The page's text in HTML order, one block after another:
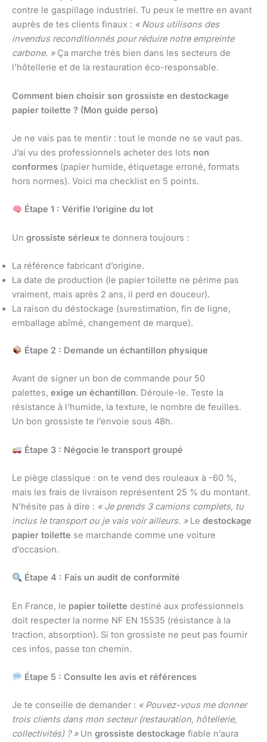
contre le gaspillage industriel. Tu peux le mettre en avant
auprès de tes clients finaux : « Nous utilisons des
invendus reconditionnés pour réduire notre empreinte
carbone. »Ça marche très bien dans les secteurs de
l’hôtellerie et de la restauration éco-responsable.
Comment bien choisir son grossiste en destockage
papier toilette ? (Mon guide perso)
Je ne vais pas te mentir : tout le monde ne se vaut pas.
J’ai vu des professionnels acheter des lots non
conformes (papier humide, étiquetage erroné, formats
hors normes). Voici ma checklist en 5 points.
Étape 1 : Vérifie l’origine du lot
Un grossiste sérieux te donnera toujours :
La référence fabricant d’origine.
La date de production (le papier toilette ne périme pas
vraiment, mais après 2 ans, il perd en douceur).
La raison du déstockage (surestimation, fin de ligne,
emballage abîmé, changement de marque).
Étape 2 : Demande un échantillon physique
Avant de signer un bon de commande pour 50
palettes, exige un échantillon. Déroule-le. Teste la
résistance à l’humide, la texture, le nombre de feuilles.
Un bon grossiste te l’envoie sous 48h.
Étape 3 : Négocie le transport groupé
Le piège classique : on te vend des rouleaux à -60 %,
mais les frais de livraison représentent 25 % du montant.
N’hésite pas à dire : « Je prends 3 camions complets, tu
inclus le transport ou je vais voir ailleurs. »Le destockage
papier toilette se marchande comme une voiture
d’occasion.
Étape 4 : Fais un audit de conformité
En France, le papier toilette destiné aux professionnels
doit respecter la norme NF EN 15535 (résistance à la
traction, absorption). Si ton grossiste ne peut pas fournir
ces infos, passe ton chemin.
Étape 5 : Consulte les avis et références
Je te conseille de demander : « Pouvez-vous me donner
trois clients dans mon secteur (restauration, hôtellerie,
collectivités) ? »Un grossiste destockage fiable n’aura